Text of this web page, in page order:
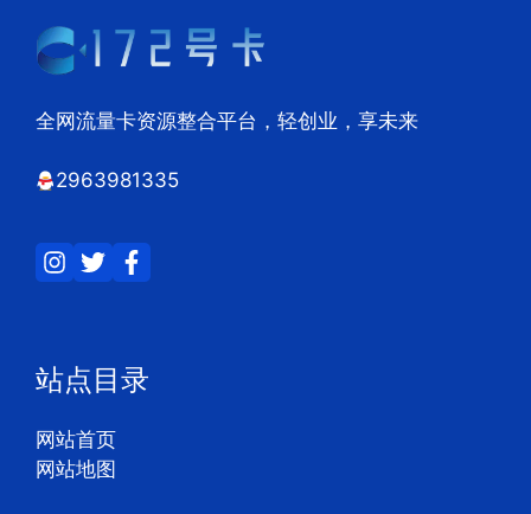
全网流量卡资源整合平台，轻创业，享未来
2963981335
站点目录
网站首页
网站地图